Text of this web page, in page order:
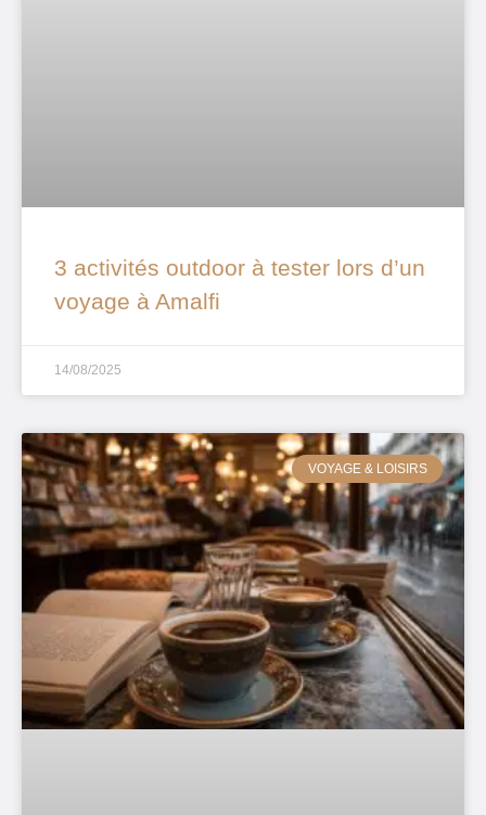
3 activités outdoor à tester lors d’un
voyage à Amalfi
14/08/2025
VOYAGE & LOISIRS